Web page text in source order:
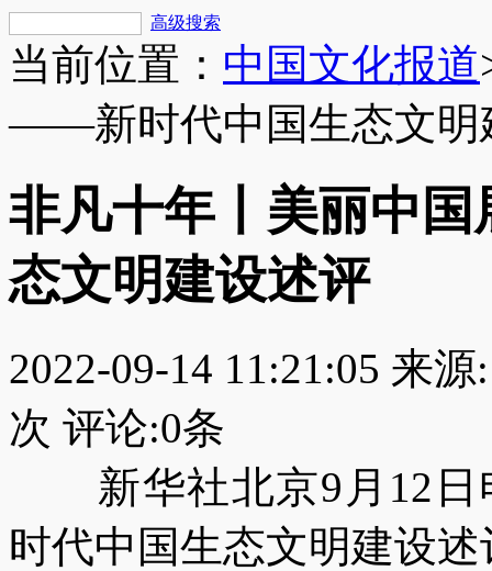
高级搜索
当前位置： 中国文化报道
——新时代中国生态文明
非凡十年丨美丽中
态文明建设述评
2022-09-14 11:21:05 来源:
次 评论:0条
新华社北京9月12日
时代中国生态文明建设述